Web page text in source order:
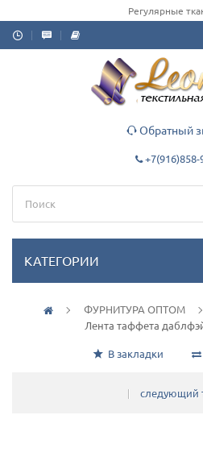
Регулярные
Обратный
+7(916)858-
КАТЕГОРИИ
ФУРНИТУРА ОПТОМ
Лента таффета
В закладки
следующий